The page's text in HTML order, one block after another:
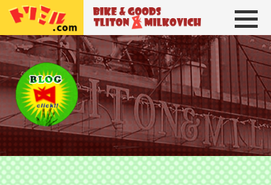
トリトン＆ミルコビッチ BIKE＆